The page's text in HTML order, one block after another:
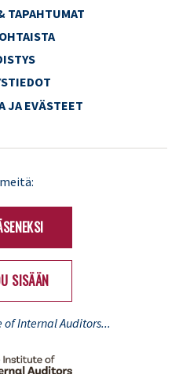
TAPAHTUMAT
JA EVÄSTEET
SISÄÄN
Internal Auditors...